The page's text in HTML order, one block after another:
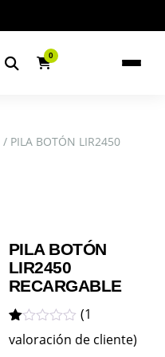
0
/ PILA BOTÓN LIR2450
PILA BOTÓN
LIR2450
RECARGABLE
Valorado
1.00
(1
valoración de cliente)